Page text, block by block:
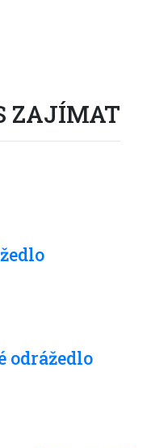
ZAJÍMAT
odrážedlo